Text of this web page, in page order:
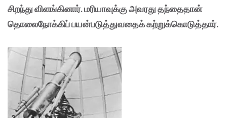
சிறந்து விளங்கினார். மரியாவுக்கு அவரது தந்தைதான்
தொலைநோக்கிப் பயன்படுத்துவதைக் கற்றுக்கொடுத்தார்.